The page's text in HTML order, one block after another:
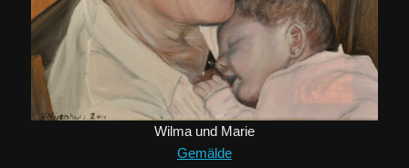
Wilma und Marie
Gemälde